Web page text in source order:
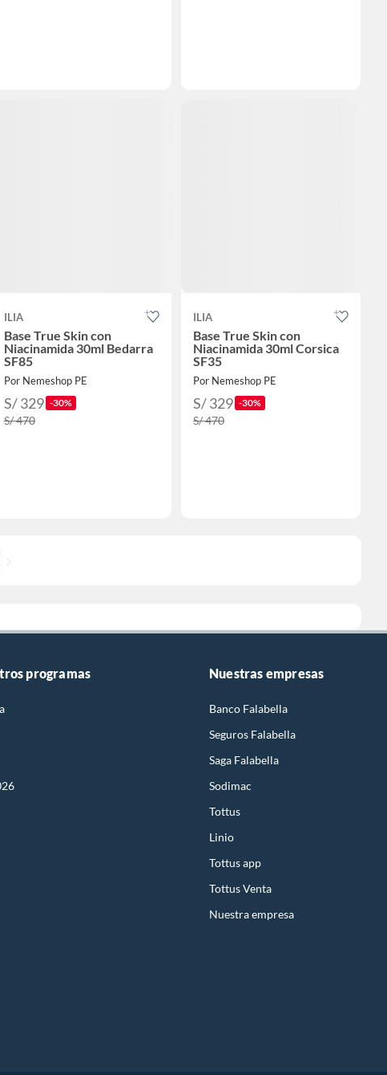
ILIA
Base True Skin con
Niacinamida 30ml Bedarra
SF85
Por Nemeshop PE
S/ 329 -30%
S/ 470
ILIA
Base True Skin con
Niacinamida 30ml Corsica
SF35
Por Nemeshop PE
S/ 329 -30%
S/ 470
programas Nuestras empresas
Banco Falabella
Seguros Falabella
Saga Falabella
Sodimac
Tottus
Linio
Tottus app
Tottus Venta
Nuestra empresa